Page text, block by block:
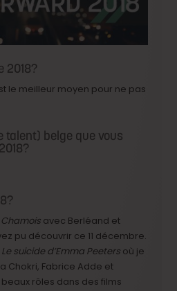
2018?
le meilleur moyen pour ne pas
talent) belge que vous
Chamois avec Berléand et
pu découvrir ce 11 décembre.
Le suicide d’Emma Peeters où je
Chokri, Fabrice Adde et
beaux rôles dans des films